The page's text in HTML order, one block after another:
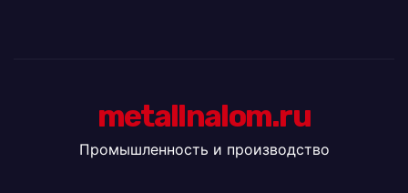
metallnalom.ru
Промышленность и производство